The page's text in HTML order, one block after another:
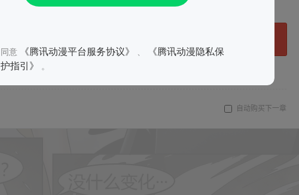
同意 《腾讯动漫平台服务协议》
《腾讯动漫隐私保
护指引》
。